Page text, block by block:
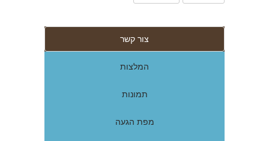
צור קשר
המלצות
תמונות
מפת הגעה